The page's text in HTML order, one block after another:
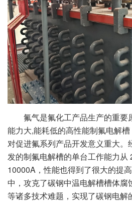
氟气是氟化工产品生产的重要
能力大,能耗低的高性能制氟电解槽
对促进氟系列产品开发意义重大。
发的制氟电解槽的单台工作能力从
10000A，性能也得到了很大的提
中，攻克了碳钢中温电解槽槽体
等诸多技术难题，实现了碳钢电解